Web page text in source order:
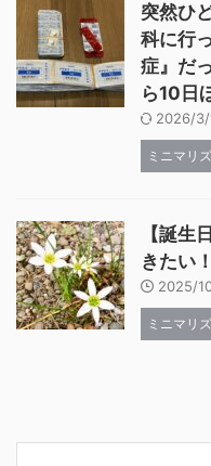
突然ひ
科に行
症』だ
ら10日
2026/3/
ミニマリ
【誕生
きたい！
2025/
ミニマリ